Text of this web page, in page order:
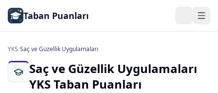
Taban Puanları
YKS/Saç ve Güzellik Uygulamaları
Saç ve Güzellik Uygulamaları
YKS Taban Puanları